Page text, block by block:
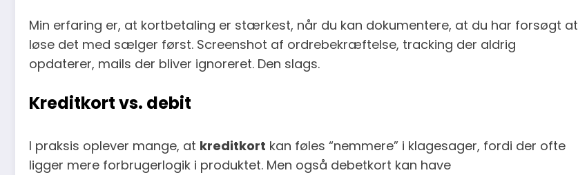
Min erfaring er, at kortbetaling er stærkest, når du kan dokumentere, at du har forsøgt at
løse det med sælger først. Screenshot af ordrebekræftelse, tracking der aldrig
opdaterer, mails der bliver ignoreret. Den slags.
Kreditkort vs. debit
I praksis oplever mange, at kreditkort kan føles “nemmere” i klagesager, fordi der ofte
ligger mere forbrugerlogik i produktet. Men også debetkort kan have